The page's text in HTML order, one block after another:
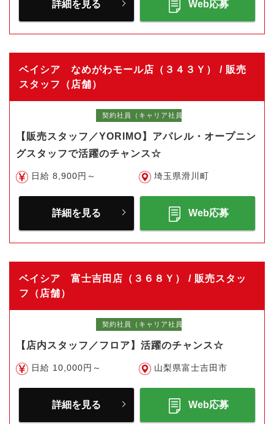
詳細を見る Web応募
ベイシア なめがわモール店（３４３Ｙ） / 販売
スタッフ（店舗）
契約社員（キャリア社員）
【販売スタッフ／YORIMO】アパレル・オープニン
グスタッフで活躍のチャンス☆
日給 8,900円～ 埼玉県滑川町
詳細を見る Web応募
ベイシア 富士吉田店（３６８Ｙ） / 販売スタッ
フ（店舗）
契約社員（キャリア社員）
【店内スタッフ／フロア】活躍のチャンス☆
日給 10,000円～ 山梨県富士吉田市
詳細を見る Web応募